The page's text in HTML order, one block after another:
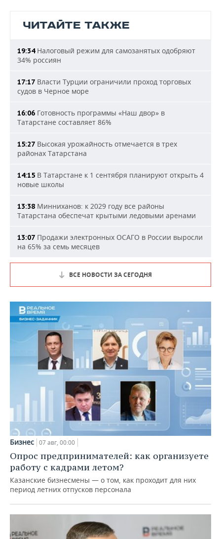
ЧИТАЙТЕ ТАКЖЕ
19:34Налоговый режим для самозанятых одобряют
34% россиян
17:17 Власти Турции ограничили проход торговых
судов в Черное море
16:06 Готовность программы «Наш двор» в
Татарстане составляет 86%
15:27 Высокая урожайность отмечается в трех
районах Татарстана
14:15 В Татарстане к 1 сентября планируют открыть 4
новые школы
13:38 Минниханов: к 2029 году все районы
Татарстана обеспечат крытыми ледовыми аренами
13:07 Продажи электронных ОСАГО в России выросли
на 65% за семь месяцев
ВСЕ НОВОСТИ ЗА СЕГОДНЯ
Бизнес 07 авг, 00:00
Опрос предпринимателей: как организуете
работу с кадрами летом?
Казанские бизнесмены — о том, как проходит для них
период летних отпусков персонала